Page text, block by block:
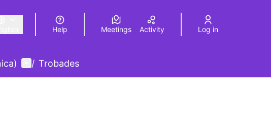
la llengua Elegir el idiomaChoose language
Help Meetings Activity Log in
User menu
/ Trobades